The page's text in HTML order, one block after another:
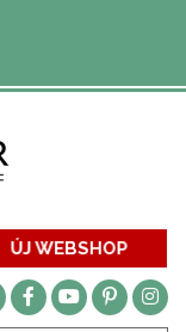
ÚJ WEBSHOP